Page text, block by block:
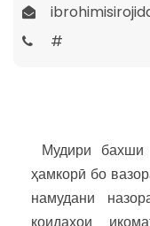
#
Мудири
ҳамкорӣ бо
намудани
қоидаҳои